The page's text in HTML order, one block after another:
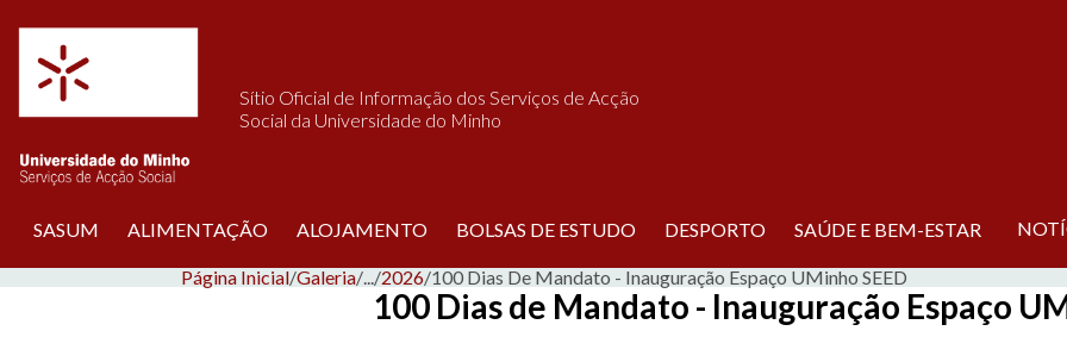
Sítio Oficial de Informação dos Serviços de Acção
Social da Universidade do Minho
SASUM ALIMENTAÇÃO ALOJAMENTO BOLSAS DE ESTUDO DESPORTO SAÚDE E BEM-ESTAR
Página Inicial/Galeria/.../2026/100 Dias De Mandato - Inauguração Espaço UMinho SEED
100 Dias de Mandato - Inauguração Espaço